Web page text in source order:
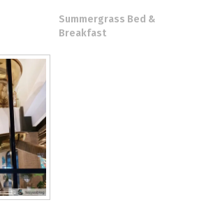
Summergrass Bed &
Breakfast